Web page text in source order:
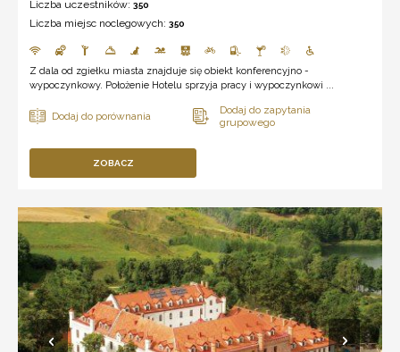
Liczba uczestników: 350
Liczba miejsc noclegowych: 350
Z dala od zgiełku miasta znajduje się obiekt konferencyjno -
wypoczynkowy. Położenie Hotelu sprzyja pracy i wypoczynkowi ...
ZOBACZ